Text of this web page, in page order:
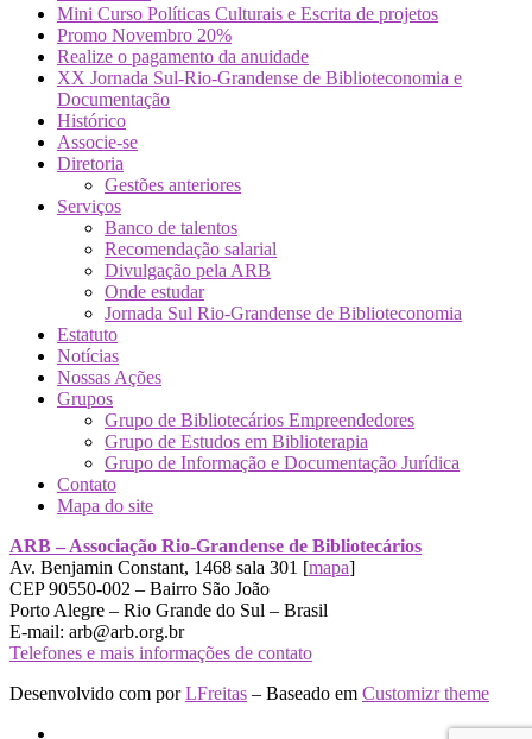
Mini Curso Políticas Culturais e Escrita de projetos
Promo Novembro 20%
Realize o pagamento da anuidade
XX Jornada Sul-Rio-Grandense de Biblioteconomia e
Documentação
Histórico
Associe-se
Diretoria
Gestões anteriores
Serviços
Banco de talentos
Recomendação salarial
Divulgação pela ARB
Onde estudar
Jornada Sul Rio-Grandense de Biblioteconomia
Estatuto
Notícias
Nossas Ações
Grupos
Grupo de Bibliotecários Empreendedores
Grupo de Estudos em Biblioterapia
Grupo de Informação e Documentação Jurídica
Contato
Mapa do site
ARB – Associação Rio-Grandense de Bibliotecários
Av. Benjamin Constant, 1468 sala 301 [mapa]
CEP 90550-002 – Bairro São João
Porto Alegre – Rio Grande do Sul – Brasil
E-mail: arb@arb.org.br
Telefones e mais informações de contato
Desenvolvido com porLFreitas – Baseado em Customizr theme